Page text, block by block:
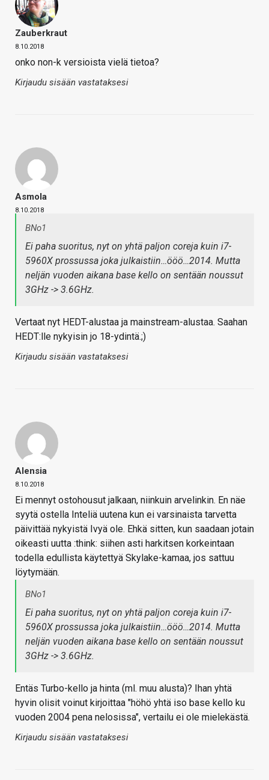
Zauberkraut
8.10.2018
onko non-k versioista vielä tietoa?
Kirjaudu sisään vastataksesi
Asmola
8.10.2018
BNo1
Ei paha suoritus, nyt on yhtä paljon coreja kuin i7-
5960X prossussa joka julkaistiin…ööö…2014. Mutta
neljän vuoden aikana base kello on sentään noussut
3GHz -> 3.6GHz.
Vertaat nyt HEDT-alustaa ja mainstream-alustaa. Saahan
HEDT:lle nykyisin jo 18-ydintä.;)
Kirjaudu sisään vastataksesi
Alensia
8.10.2018
Ei mennyt ostohousut jalkaan, niinkuin arvelinkin. En näe
syytä ostella Inteliä uutena kun ei varsinaista tarvetta
päivittää nykyistä Ivyä ole. Ehkä sitten, kun saadaan jotain
oikeasti uutta :think: siihen asti harkitsen korkeintaan
todella edullista käytettyä Skylake-kamaa, jos sattuu
löytymään.
BNo1
Ei paha suoritus, nyt on yhtä paljon coreja kuin i7-
5960X prossussa joka julkaistiin…ööö…2014. Mutta
neljän vuoden aikana base kello on sentään noussut
3GHz -> 3.6GHz.
Entäs Turbo-kello ja hinta (ml. muu alusta)? Ihan yhtä
hyvin olisit voinut kirjoittaa "höhö yhtä iso base kello ku
vuoden 2004 pena nelosissa", vertailu ei ole mielekästä.
Kirjaudu sisään vastataksesi